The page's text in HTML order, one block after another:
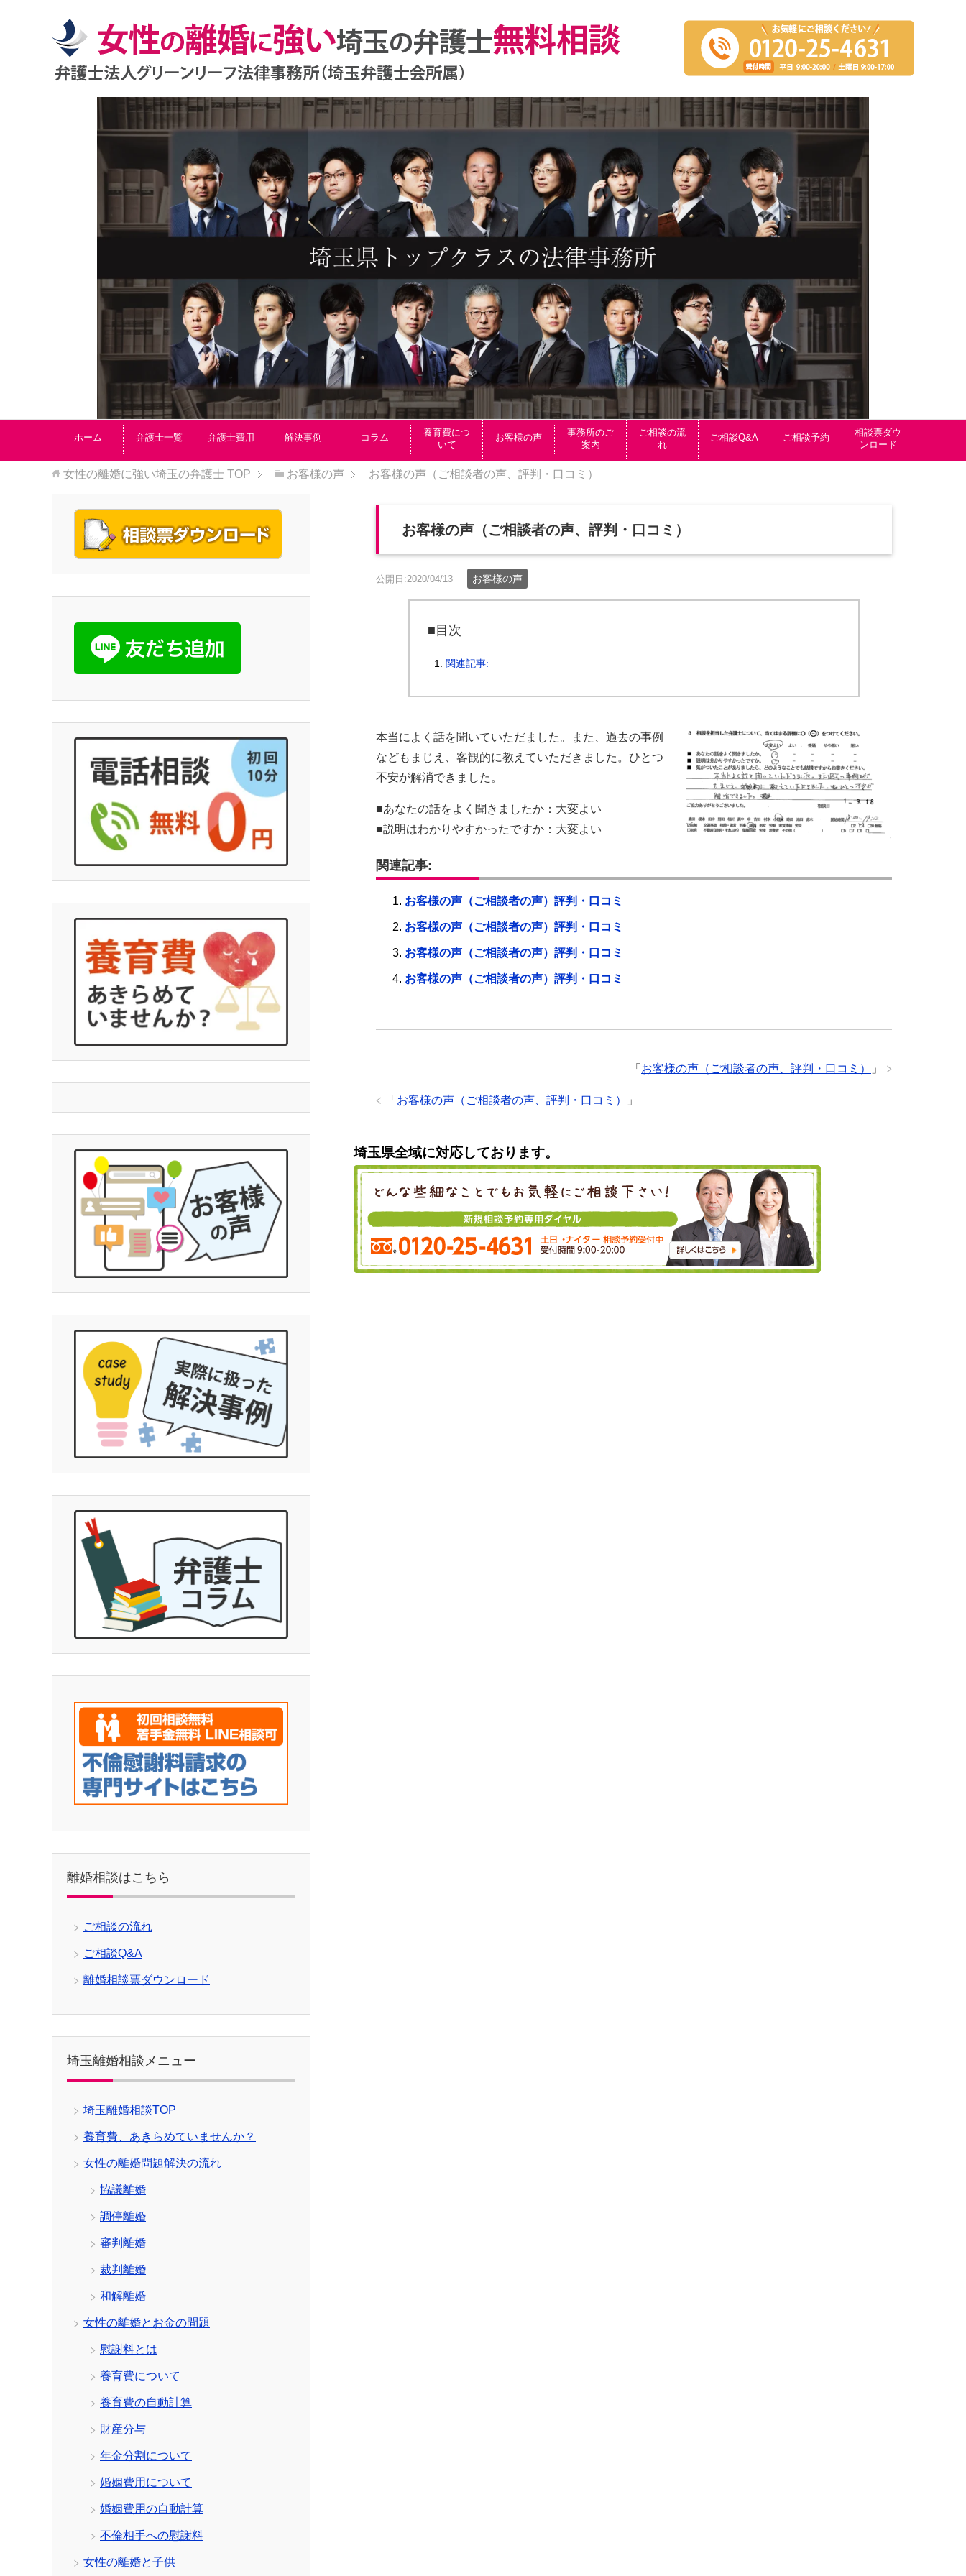
ホーム 弁護士一覧 弁護士費用 解決事例 コラム
養育費につ
いて
お客様の声
事務所のご
案内
ご相談の流
れ
ご相談Q&A ご相談予約
相談票ダウ
ンロード
女性の離婚に強い埼玉の弁護士 TOP お客様の声 お客様の声（ご相談者の声、評判・口コミ）
お客様の声（ご相談者の声、評判・口コミ）
公開日:2020/04/13 お客様の声
■目次
関連記事:
本当によく話を聞いていただました。また、過去の事例
などもまじえ、客観的に教えていただきました。ひとつ
不安が解消できました。
■あなたの話をよく聞きましたか：大変よい
■説明はわかりやすかったですか：大変よい
関連記事:
お客様の声（ご相談者の声）評判・口コミ
お客様の声（ご相談者の声）評判・口コミ
お客様の声（ご相談者の声）評判・口コミ
お客様の声（ご相談者の声）評判・口コミ
「 お客様の声（ご相談者の声、評判・口コミ） 」
「 お客様の声（ご相談者の声、評判・口コミ） 」
埼玉県全域に対応しております。
離婚相談はこちら
ご相談の流れ
ご相談Q&A
離婚相談票ダウンロード
埼玉離婚相談メニュー
埼玉離婚相談TOP
養育費、あきらめていませんか？
女性の離婚問題解決の流れ
協議離婚
調停離婚
審判離婚
裁判離婚
和解離婚
女性の離婚とお金の問題
慰謝料とは
養育費について
養育費の自動計算
財産分与
年金分割について
婚姻費用について
婚姻費用の自動計算
不倫相手への慰謝料
女性の離婚と子供